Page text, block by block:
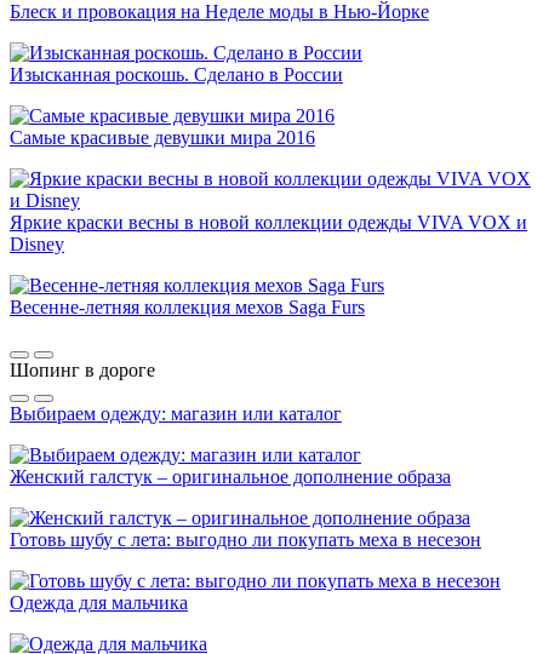
Блеск и провокация на Неделе моды в Нью-Йорке
Изысканная роскошь. Сделано в России
Самые красивые девушки мира 2016
Яркие краски весны в новой коллекции одежды VIVA VOX и
Disney
Весенне-летняя коллекция мехов Saga Furs
Шопинг в дороге
Выбираем одежду: магазин или каталог
Женский галстук – оригинальное дополнение образа
Готовь шубу с лета: выгодно ли покупать меха в несезон
Одежда для мальчика